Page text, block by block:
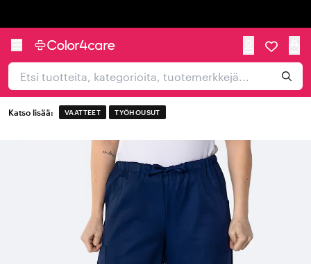
Katso lisää: VAATTEET TYÖHOUSUT